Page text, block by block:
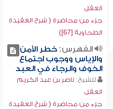
العقل
جزء من محاضرة ( شرح العقيدة
الطحاوية [67])
الفهرس:خطر الأمن
والإياس ووجوب اجتماع
الخوف والرجاء في العبد
للشيخ: ناصر بن عبد الكريم
العقل
جزء من محاضرة ( شرح العقيدة